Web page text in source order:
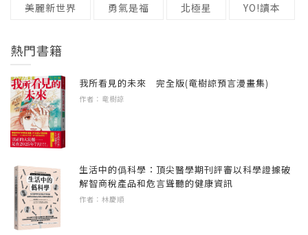
目標而設立的專案。事實上此計畫從坂本龍一
在2023年8月公諸於世。
★「我想看強烈的事物，想讀——像心臟被尖
銳刺穿般的東西。」★
2023年9月24日，《坂本圖書》正式問世；同
日，「坂本圖書空間」也於東京開館。《坂本
於《婦人畫報》上連載的專欄「坂本圖書」共
三十六回，一回一則人物談。教授談人物、興
之所至分享記憶中與這些人物珍貴的來往互
#29 石川淳
#31 藤原辰史
#33 岡田曉生
#34 丹尼爾‧昆恩
#35〈特別對談〉安彥良和
#36 大倉源次郎
2023年的坂本圖書 坂本龍一 × 鈴木正文
坂本龍一 年表
後記 吉田純子
Benjamin）的《暴力批判論》和德希達
我個人很喜歡《慕雪德》（Mouchette）。主角
被家人和社會孤立，最後選擇自殺。布列松特
有的，毫無救贖的結尾，雖讓人痛心不已，卻
不得不愛上身為主角的少女。《死囚逃生記》
（Un Condamné à mort s’est échappé）是囚犯
成功越獄的故事，也是布列松作品中唯一有角
色得到救贖的故事。總之影像太棒了，超越了
表演式的情感表現，特寫手的形狀、臉看的方
向、光與影⋯⋯只能說是窮究了雕刻式的「電
美麗新世界 勇氣是福 北極星 YO!讀本
熱門書籍
我所看見的未來 完全版(竜樹諒預言漫畫集)
作者：竜樹諒
生活中的僞科學：頂尖醫學期刊評審以科學證據破
解智商稅產品和危言聳聽的健康資訊
作者：林慶順